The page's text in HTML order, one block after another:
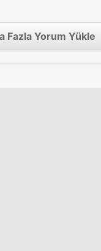
Fazla Yorum Yükle